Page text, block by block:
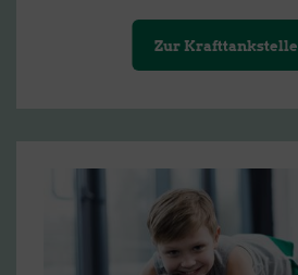
Zur Krafttankstelle